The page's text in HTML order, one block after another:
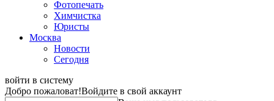
Фотопечать
Химчистка
Юристы
Москва
Новости
Сегодня
войти в систему
Добро пожаловат!Войдите в свой аккаунт